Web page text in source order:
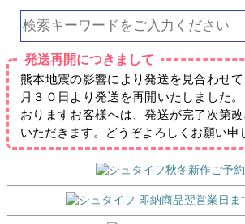
発送再開につきまして
熊本地震の影響により発送を見合わせ
月３０日より発送を再開いたしました
おりますお客様へは、発送が完了次第
いただきます。どうぞよろしくお願い申